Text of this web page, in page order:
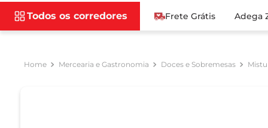
Todos os corredores Frete Grátis Adega
Mercearia e Gastronomia Doces e Sobremesas